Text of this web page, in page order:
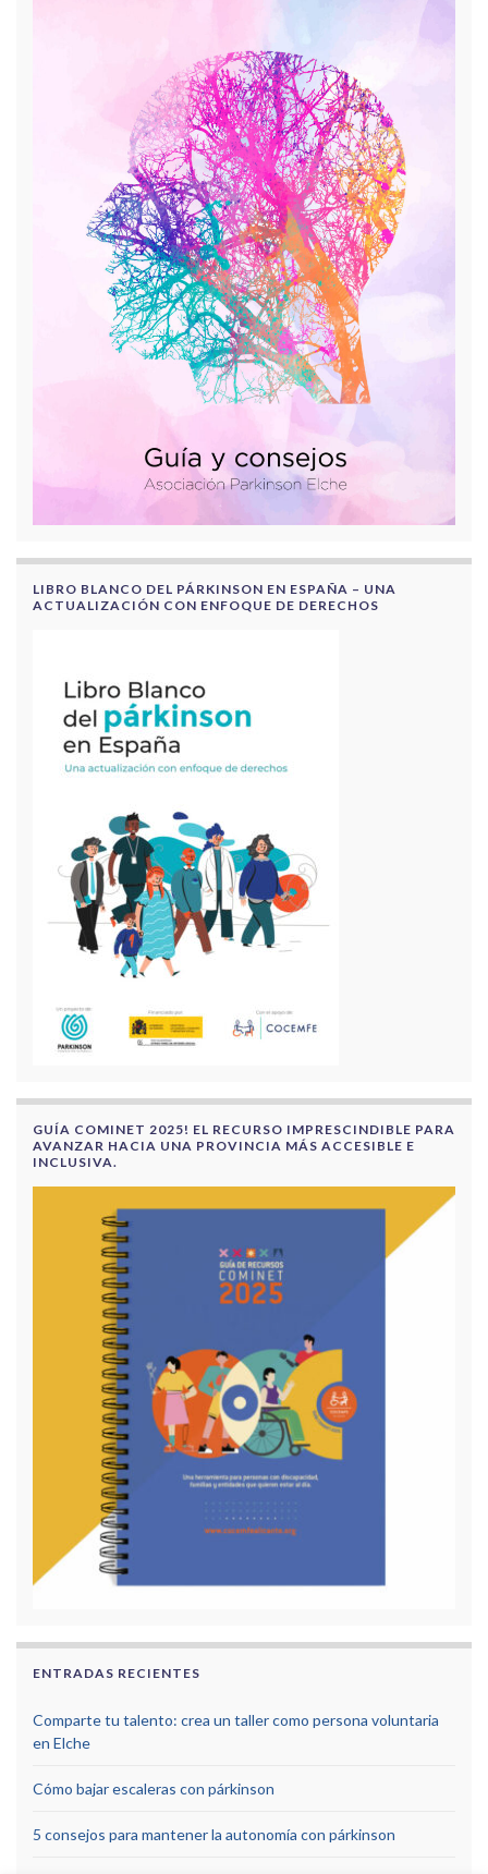
LIBRO BLANCO DEL PÁRKINSON EN ESPAÑA – UNA
ACTUALIZACIÓN CON ENFOQUE DE DERECHOS
GUÍA COMINET 2025! EL RECURSO IMPRESCINDIBLE PARA
AVANZAR HACIA UNA PROVINCIA MÁS ACCESIBLE E
INCLUSIVA.
ENTRADAS RECIENTES
Comparte tu talento: crea un taller como persona voluntaria
en Elche
Cómo bajar escaleras con párkinson
5 consejos para mantener la autonomía con párkinson